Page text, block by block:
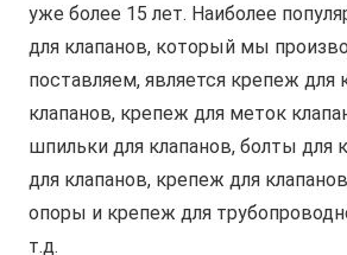
уже более 15 лет. Наиболее
для клапанов, который мы
поставляем, является крепеж
клапанов, крепеж для меток
шпильки для клапанов, болты для
для клапанов, крепеж для
опоры и крепеж для
т.д.